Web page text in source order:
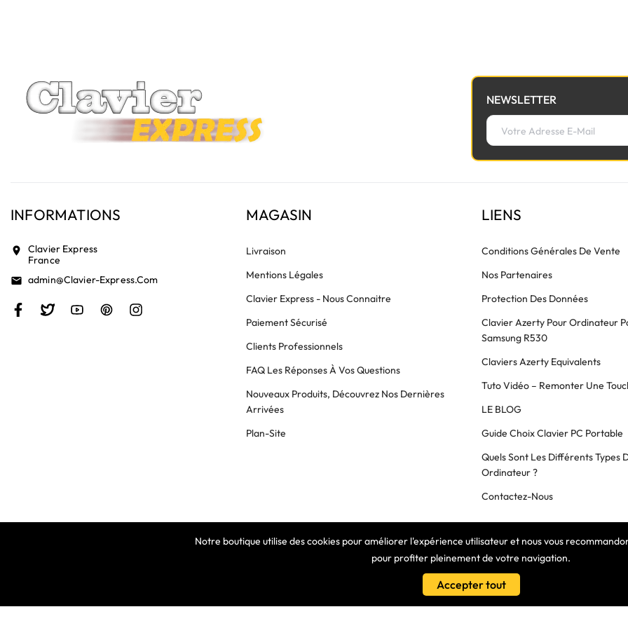
Notre boutique utilise des cookies pour améliorer l'expérience utilisateur et nous vous
pour profiter pleinement de votre navigation.
Accepter tout
NEWSLETTER
INFORMATIONS
location_on
Clavier Express
France
email Admin@clavier-Express.com
MAGASIN
Livraison
Mentions Légales
Clavier Express - Nous Connaitre
Paiement Sécurisé
Clients Professionnels
FAQ Les Réponses À Vos Questions
Nouveaux Produits, Découvrez Nos Dernières
Arrivées
Plan-Site
LIENS
Conditions Générales De Vente
Nos Partenaires
Protection Des Données
Clavier Azerty Pour Ordinateur
Samsung R530
Claviers Azerty Equivalents
Tuto Vidéo – Remonter Une
LE BLOG
Guide Choix Clavier PC Portable
Quels Sont Les Différents Types
Ordinateur ?
Contactez-Nous
COPYRIGHT © 2025 Clavier Express